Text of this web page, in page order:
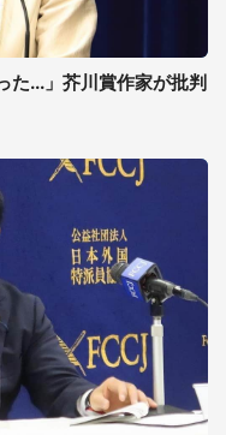
た...」芥川賞作家が批判